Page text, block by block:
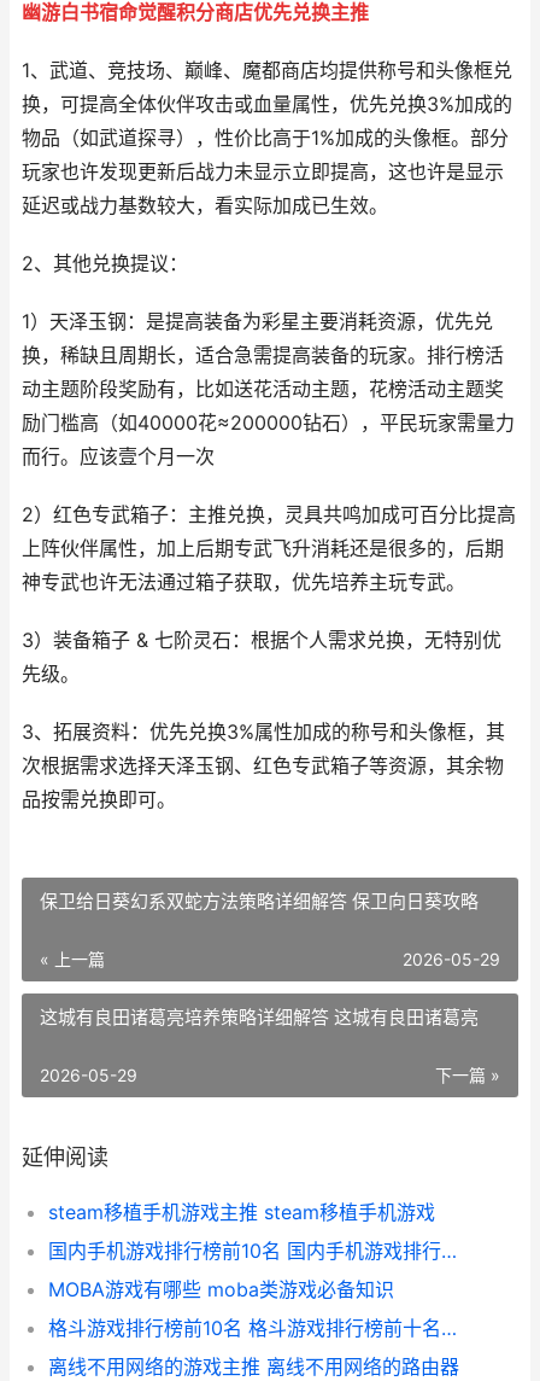
幽游白书宿命觉醒积分商店优先兑换主推
1、武道、竞技场、巅峰、魔都商店均提供称号和头像框兑
换，可提高全体伙伴攻击或血量属性，优先兑换3%加成的
物品（如武道探寻），性价比高于1%加成的头像框。部分
玩家也许发现更新后战力未显示立即提高，这也许是显示
延迟或战力基数较大，看实际加成已生效。
2、其他兑换提议：
1）天泽玉钢：是提高装备为彩星主要消耗资源，优先兑
换，稀缺且周期长，适合急需提高装备的玩家。排行榜活
动主题阶段奖励有，比如送花活动主题，花榜活动主题奖
励门槛高（如40000花≈200000钻石），平民玩家需量力
而行。应该壹个月一次
2）红色专武箱子：主推兑换，灵具共鸣加成可百分比提高
上阵伙伴属性，加上后期专武飞升消耗还是很多的，后期
神专武也许无法通过箱子获取，优先培养主玩专武。
3）装备箱子 & 七阶灵石：根据个人需求兑换，无特别优
先级。
3、拓展资料：优先兑换3%属性加成的称号和头像框，其
次根据需求选择天泽玉钢、红色专武箱子等资源，其余物
品按需兑换即可。
保卫给日葵幻系双蛇方法策略详细解答 保卫向日葵攻略
« 上一篇 2026-05-29
这城有良田诸葛亮培养策略详细解答 这城有良田诸葛亮
下一篇 »
2026-05-29
延伸阅读
steam移植手机游戏主推 steam移植手机游戏
国内手机游戏排行榜前10名 国内手机游戏排行榜前十名
MOBA游戏有哪些 moba类游戏必备知识
格斗游戏排行榜前10名 格斗游戏排行榜前十名人物图片
离线不用网络的游戏主推 离线不用网络的路由器